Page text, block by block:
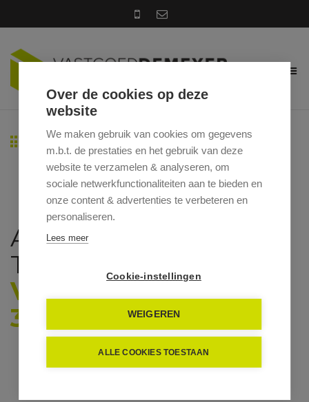
Terug naar overzicht
ASTRIDLAAN 45, 8760
TIELT
VRAAGPRIJS: €
387.000
Over de cookies op deze
website
We maken gebruik van cookies om gegevens
m.b.t. de prestaties en het gebruik van deze
website te verzamelen & analyseren, om
sociale netwerkfunctionaliteiten aan te bieden en
onze content & advertenties te verbeteren en
personaliseren.
Lees meer
Cookie-instellingen
WEIGEREN
ALLE COOKIES TOESTAAN